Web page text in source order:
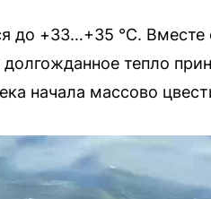
до +33…+35 °C. Вместе
тепло
начала массово